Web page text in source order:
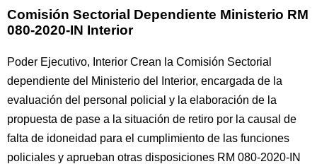
Comisión Sectorial Dependiente Ministerio RM
080-2020-IN Interior
Poder Ejecutivo, Interior Crean la Comisión Sectorial
dependiente del Ministerio del Interior, encargada de la
evaluación del personal policial y la elaboración de la
propuesta de pase a la situación de retiro por la causal de
falta de idoneidad para el cumplimiento de las funciones
policiales y aprueban otras disposiciones RM 080-2020-IN